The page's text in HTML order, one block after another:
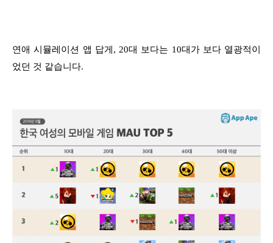
연애 시뮬레이션 앱 답게, 20대 보다는 10대가 보다 열광적이
었던 것 같습니다.